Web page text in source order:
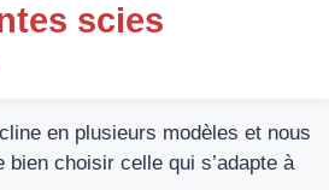
scies
en plusieurs modèles et nous
choisir celle qui s’adapte à